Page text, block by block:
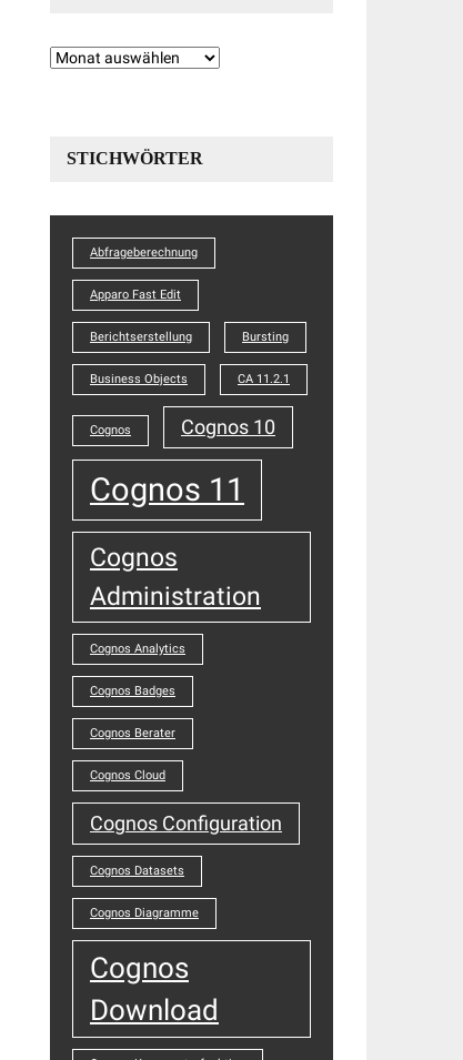
Beitragshistorie
STICHWÖRTER
Abfrageberechnung
Apparo Fast Edit
Berichtserstellung Bursting
Business Objects CA 11.2.1
Cognos Cognos 10
Cognos 11
Cognos
Administration
Cognos Analytics
Cognos Badges
Cognos Berater
Cognos Cloud
Cognos Configuration
Cognos Datasets
Cognos Diagramme
Cognos
Download